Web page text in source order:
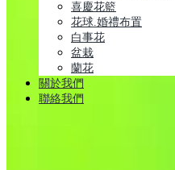
喜慶花籃
花球.婚禮布置
白事花
盆栽
蘭花
關於我們
聯絡我們